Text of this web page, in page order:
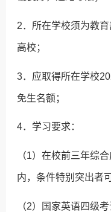
2．所在学校须为教
高校；
3．应取得所在学校
免生名额；
4．学习要求：
（1）在校前三年综
内，条件特别突出者
（2）国家英语四级